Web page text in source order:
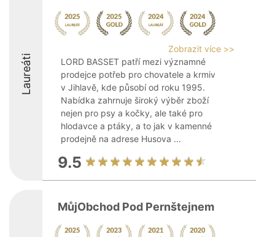
Laureáti
Zobrazit více >>
LORD BASSET patří mezi významné
prodejce potřeb pro chovatele a krmiv
v Jihlavě, kde působí od roku 1995.
Nabídka zahrnuje široký výběr zboží
nejen pro psy a kočky, ale také pro
hlodavce a ptáky, a to jak v kamenné
prodejně na adrese Husova ...
9.5
MůjObchod Pod Pernštejnem